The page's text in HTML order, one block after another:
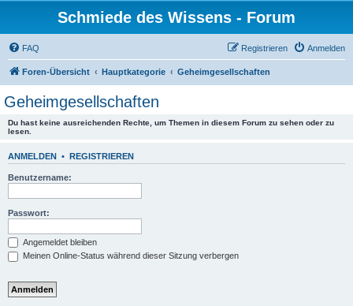
Schmiede des Wissens - Forum
FAQ Anmelden
Registrieren
Foren-Übersicht Hauptkategorie Geheimgesellschaften
Geheimgesellschaften
Du hast keine ausreichenden Rechte, um Themen in diesem Forum zu sehen oder zu
lesen.
ANMELDEN • REGISTRIEREN
Benutzername:
Passwort:
Angemeldet bleiben
Meinen Online-Status während dieser Sitzung verbergen